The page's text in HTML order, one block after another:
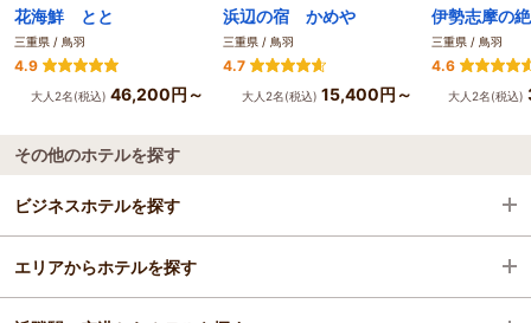
花海鮮 とと
三重県 / 鳥羽
4.9
大人2名(税込) 46,200円～
浜辺の宿 かめや
三重県 / 鳥羽
4.7
大人2名(税込) 15,400円～
三重県 / 鳥羽
4.6
大人2名(税込)
その他のホテルを探す
ビジネスホテルを探す
三重県
エリアからホテルを探す